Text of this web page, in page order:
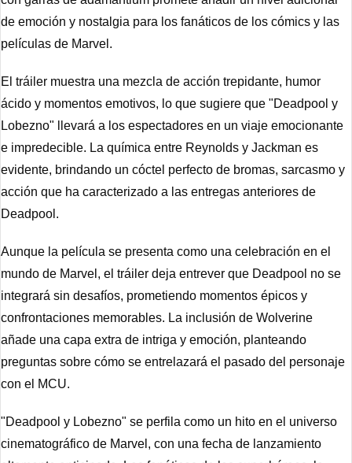
de emoción y nostalgia para los fanáticos de los cómics y las
películas de Marvel.
El tráiler muestra una mezcla de acción trepidante, humor
ácido y momentos emotivos, lo que sugiere que "Deadpool y
Lobezno" llevará a los espectadores en un viaje emocionante
e impredecible. La química entre Reynolds y Jackman es
evidente, brindando un cóctel perfecto de bromas, sarcasmo y
acción que ha caracterizado a las entregas anteriores de
Deadpool.
Aunque la película se presenta como una celebración en el
mundo de Marvel, el tráiler deja entrever que Deadpool no se
integrará sin desafíos, prometiendo momentos épicos y
confrontaciones memorables. La inclusión de Wolverine
añade una capa extra de intriga y emoción, planteando
preguntas sobre cómo se entrelazará el pasado del personaje
con el MCU.
"Deadpool y Lobezno" se perfila como un hito en el universo
cinematográfico de Marvel, con una fecha de lanzamiento